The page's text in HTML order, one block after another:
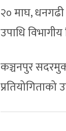
२० माघ,
उपाधि
कञ्चनपुर
प्रतियोगिताको